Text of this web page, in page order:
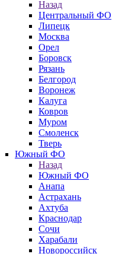
Назад
Центральный ФО
Липецк
Москва
Орел
Боровск
Рязань
Белгород
Воронеж
Калуга
Ковров
Муром
Смоленск
Тверь
Южный ФО
Назад
Южный ФО
Анапа
Астрахань
Ахтуба
Краснодар
Сочи
Харабали
Новороссийск